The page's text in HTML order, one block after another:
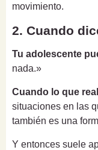
movimiento.
2. Cuando
Tu adolescente
nada.»
Cuando lo que
situaciones en las
también es una
Y entonces suele